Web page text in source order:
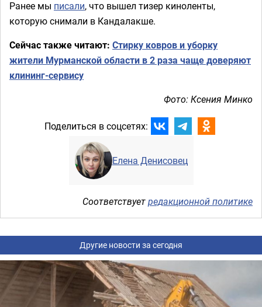
Ранее мы писали, что вышел тизер киноленты,
которую снимали в Кандалакше.
Сейчас также читают: Стирку ковров и уборку
жители Мурманской области в 2 раза чаще доверяют
клининг-сервису
Фото: Ксения Минко
Поделиться в соцсетях:
Елена Денисовец
Соответствуетредакционной политике
Другие новости за сегодня